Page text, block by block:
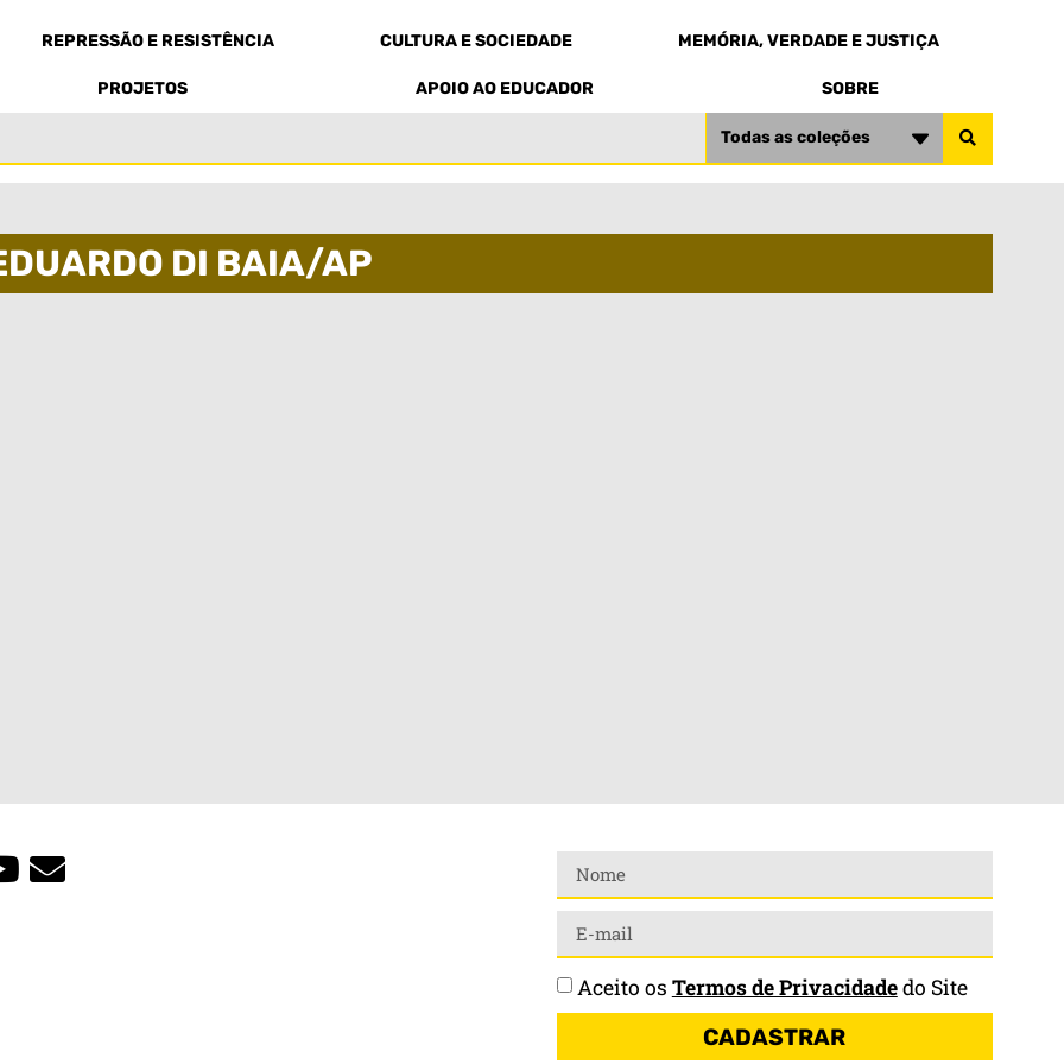
REPRESSÃO E RESISTÊNCIA CULTURA E SOCIEDADE MEMÓRIA, VERDADE E JUSTIÇA
PROJETOS APOIO AO EDUCADOR SOBRE
Todas as coleções
DI BAIA/AP
Aceito os Termos de Privacidadedo Site
CADASTRAR